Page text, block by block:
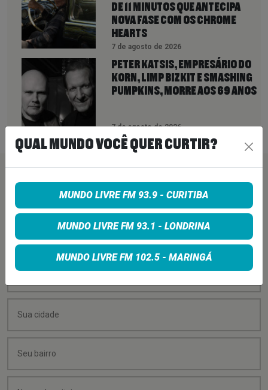
DE 11 MINUTOS QUE ANTECIPA
NOVA FASE COM OS CHROME
HEARTS
7 de agosto de 2026
PETER KATSIS, EMPRESÁRIO DO
KORN, LIMP BIZKIT E SMASHING
PUMPKINS, MORRE AOS 69 ANOS
7 de agosto de 2026
PEÇA SUA MÚSICA
Quer sugerir uma música para rolar na minha
programação? É só preencher os campos abaixo:
QUAL MUNDO VOCÊ QUER CURTIR?
MUNDO LIVRE FM 93.9 - CURITIBA
MUNDO LIVRE FM 93.1 - LONDRINA
MUNDO LIVRE FM 102.5 - MARINGÁ